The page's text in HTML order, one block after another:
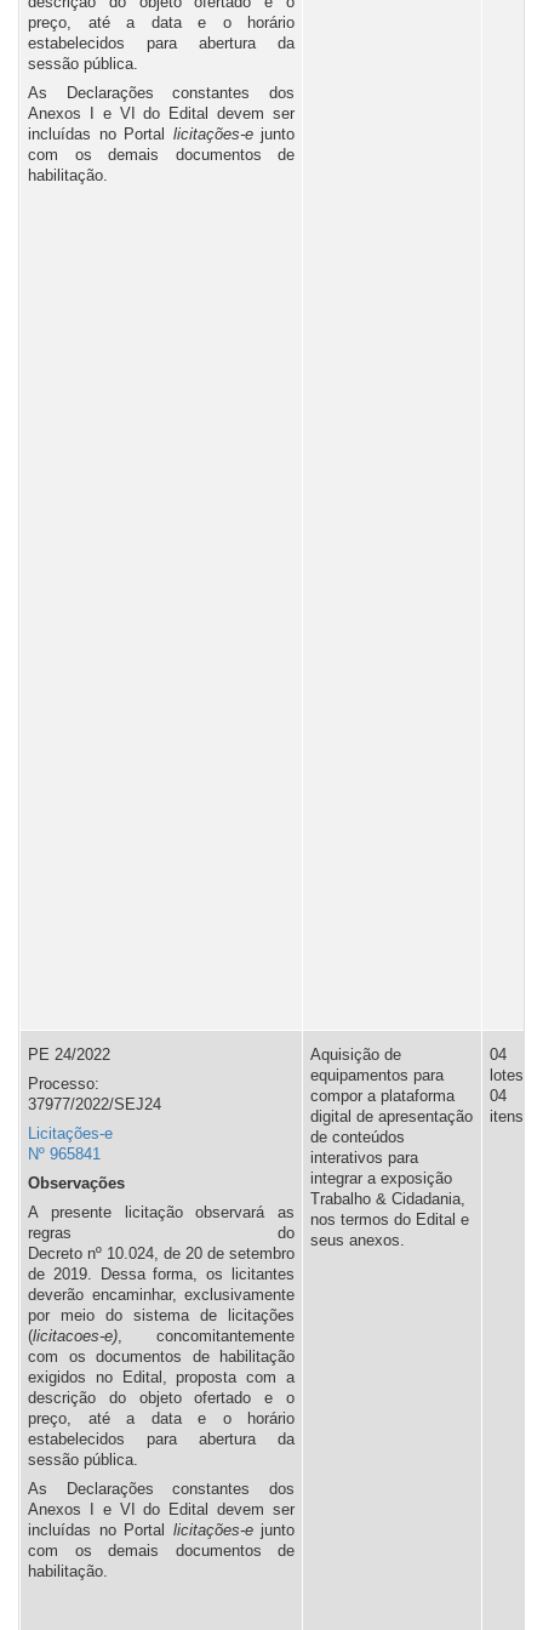
preço, até a data e o horário
estabelecidos para abertura da
sessão pública.
As Declarações constantes dos
Anexos I e VI do Edital devem ser
incluídas no Portal
licitações-ejunto
com os demais documentos de
habilitação.
PE 24/2022
Processo:
37977/2022/SEJ24
Licitações-e
Nº 965841
Observações
A presente licitação observará as
regras do
Decreto nº 10.024, de 20 de setembro
de 2019. Dessa forma, os licitantes
deverão encaminhar, exclusivamente
por meio do sistema de licitações
(licitacoes-e) , concomitantemente
com os documentos de habilitação
exigidos no Edital, proposta com a
descrição do objeto ofertado e o
preço, até a data e o horário
estabelecidos para abertura da
sessão pública.
As Declarações constantes dos
Anexos I e VI do Edital devem ser
incluídas no Portal
licitações-ejunto
com os demais documentos de
habilitação.
Aquisição de
equipamentos para
compor a plataforma
digital de apresentação
de conteúdos
interativos para
integrar a exposição
Trabalho & Cidadania,
nos termos do Edital e
seus anexos.
04
lotes,
04
itens.